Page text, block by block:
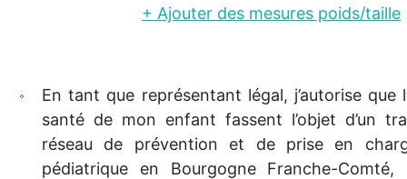
+ Ajouter des mesures poids/taille
En tant que représentant légal, j’autorise que
santé de mon enfant fassent l’objet d’un
réseau de prévention et de prise en
pédiatrique en Bourgogne Franche-